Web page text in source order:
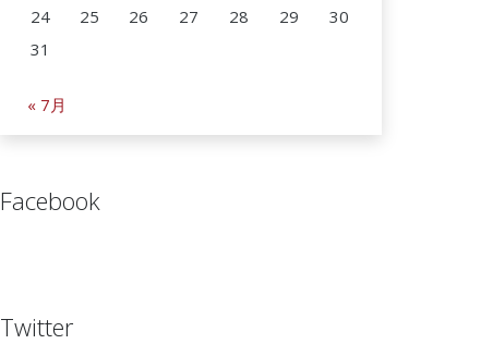
24
25 26 27 28 29
30
31
« 7月
Facebook
Twitter